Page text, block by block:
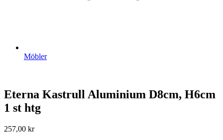
Möbler
Eterna Kastrull Aluminium D8cm, H6cm
1 st htg
257,00 kr